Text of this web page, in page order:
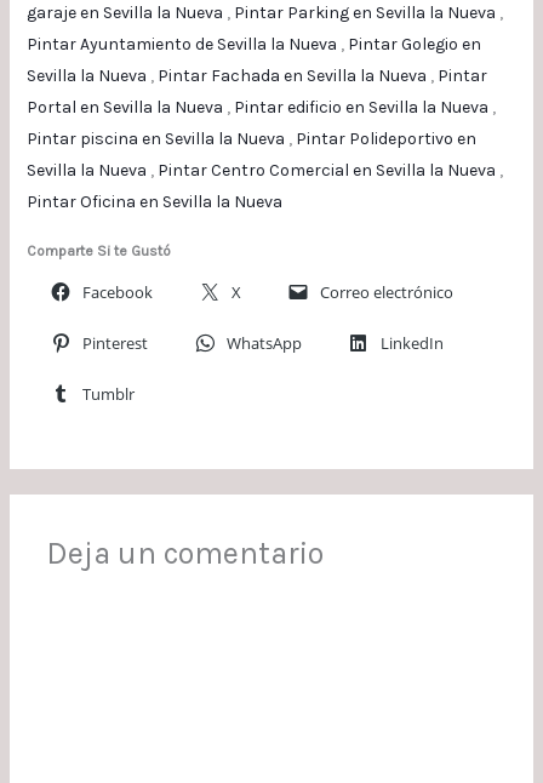
garaje en Sevilla la Nueva , Pintar Parking en Sevilla la Nueva ,
Pintar Ayuntamiento de Sevilla la Nueva , Pintar Golegio en
Sevilla la Nueva , Pintar Fachada en Sevilla la Nueva , Pintar
Portal en Sevilla la Nueva , Pintar edificio en Sevilla la Nueva ,
Pintar piscina en Sevilla la Nueva , Pintar Polideportivo en
Sevilla la Nueva , Pintar Centro Comercial en Sevilla la Nueva ,
Pintar Oficina en Sevilla la Nueva
Comparte Si te Gustó
Facebook X Correo electrónico
Pinterest WhatsApp LinkedIn
Tumblr
Deja un comentario